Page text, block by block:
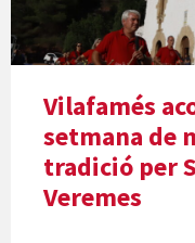
Vilafamés
setmana de
tradició per
Veremes